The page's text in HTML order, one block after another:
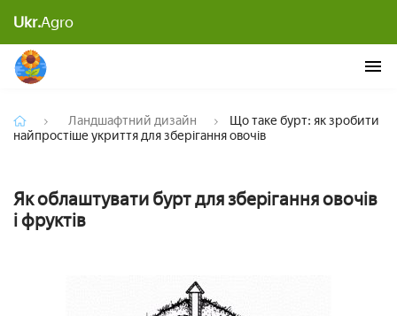
Ukr.Agroдля зберігання овочів
Ландшафтний дизайн
Що таке бурт: як зробити
найпростіше укриття для зберігання овочів
Як облаштувати бурт для зберігання овочів
і фруктів